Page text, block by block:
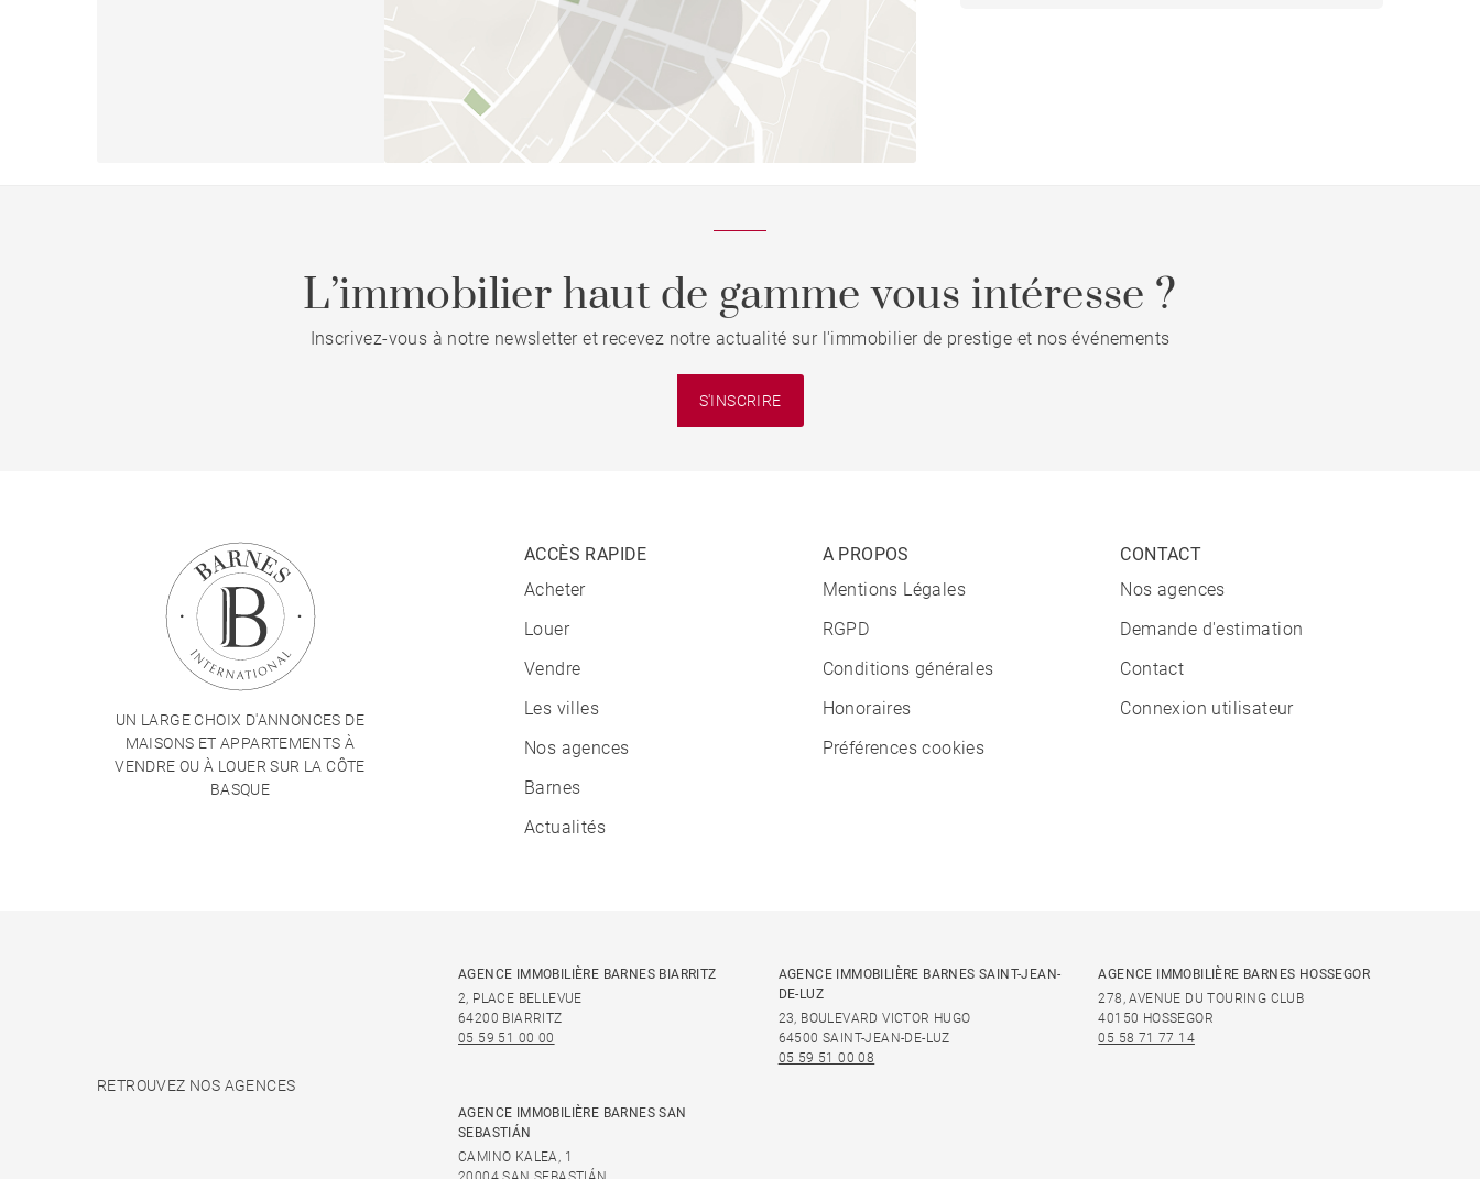
L’immobilier haut de gamme vous intéresse ?
Inscrivez-vous à notre newsletter et recevez notre actualité sur l'immobilier de prestige et nos événements
S'INSCRIRE
UN LARGE CHOIX D'ANNONCES DE
MAISONS ET APPARTEMENTS À
VENDRE OU À LOUER SUR LA CÔTE
BASQUE
ACCÈS RAPIDE
Acheter
Louer
Vendre
Les villes
Nos agences
Barnes
Actualités
A PROPOS
Mentions Légales
RGPD
Conditions générales
Honoraires
Préférences cookies
CONTACT
Nos agences
Demande d'estimation
Contact
Connexion utilisateur
RETROUVEZ NOS AGENCES
AGENCE IMMOBILIÈRE BARNES BIARRITZ
2, PLACE BELLEVUE
64200 BIARRITZ
05 59 51 00 00
AGENCE IMMOBILIÈRE BARNES SAINT-JEAN-
DE-LUZ
23, BOULEVARD VICTOR HUGO
64500 SAINT-JEAN-DE-LUZ
05 59 51 00 08
AGENCE IMMOBILIÈRE BARNES HOSSEGOR
278, AVENUE DU TOURING CLUB
40150 HOSSEGOR
05 58 71 77 14
AGENCE IMMOBILIÈRE BARNES SAN
SEBASTIÁN
CAMINO KALEA, 1